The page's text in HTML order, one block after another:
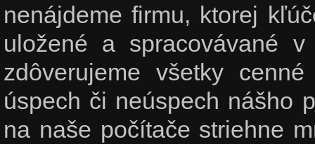
nenájdeme firmu, ktorej
uložené a spracovávané v
zdôverujeme všetky
úspech či neúspech nášho
na naše počítače striehne